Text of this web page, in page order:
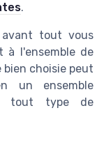
.
tout vous
à l'ensemble de
bien choisie peut
un ensemble
tout type de